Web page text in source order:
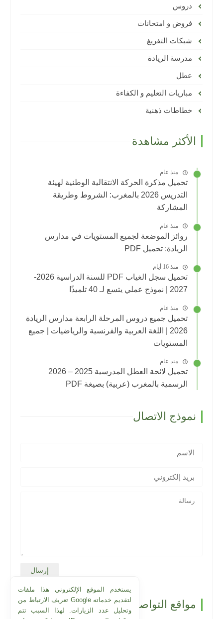
دروس
فروض و امتحانات
شبكات التفريغ
مدرسة الريادة
عطل
مباريات التعليم و الكفاءة
خطاطات ذهنية
الأكثر مشاهدة
منذ عام
تحميل مذكرة الحركة الانتقالية الوطنية لهيئة
التدريس 2026 بالمغرب: الشروط وطريقة
المشاركة
منذ عام
روائز الموضعة لجميع المستويات في مدارس
الريادة: تحميل PDF
منذ 16 أيام
تحميل سجل الغياب PDF للسنة الدراسية 2026-
2027 | نموذج عملي يتسع لـ 40 تلميذًا
منذ عام
تحميل جميع دروس المرحلة الرابعة مدارس الريادة
2026 | اللغة العربية والفرنسية والرياضيات | جميع
المستويات
منذ عام
تحميل لائحة العطل المدرسية 2025 – 2026
الرسمية بالمغرب (عربية) بصيغة PDF
نموذج الاتصال
مواقع التواصل الاجتماعي
يستخدم الموقع الإلكتروني هذا ملفات
تعريف الارتباط من Google لتقديم خدماته
وتحليل عدد الزيارات. لهذا السبب تتم